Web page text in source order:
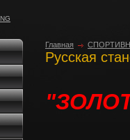
Главная
Русская